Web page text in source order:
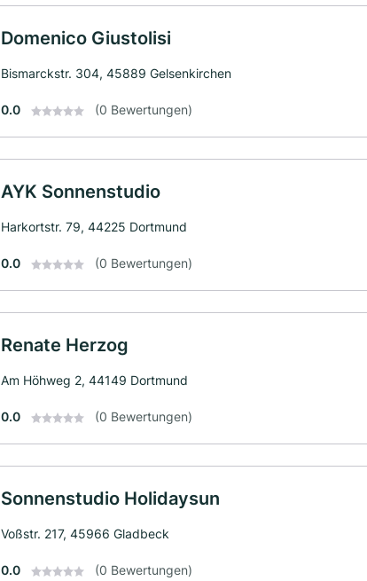
Domenico Giustolisi
Bismarckstr. 304, 45889 Gelsenkirchen
0.0 (0 Bewertungen)
AYK Sonnenstudio
Harkortstr. 79, 44225 Dortmund
0.0 (0 Bewertungen)
Renate Herzog
Am Höhweg 2, 44149 Dortmund
0.0 (0 Bewertungen)
Sonnenstudio Holidaysun
Voßstr. 217, 45966 Gladbeck
0.0 (0 Bewertungen)